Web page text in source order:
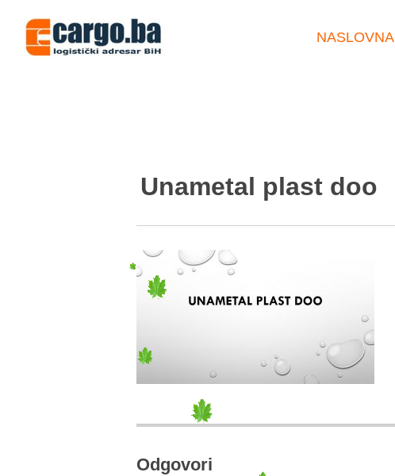
NASLOVNA
Unametal plast doo
Odgovori